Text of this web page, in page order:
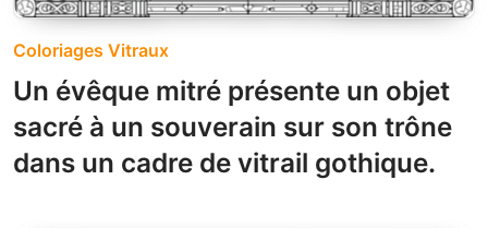
Coloriages Vitraux
Un évêque mitré présente un objet
sacré à un souverain sur son trône
dans un cadre de vitrail gothique.